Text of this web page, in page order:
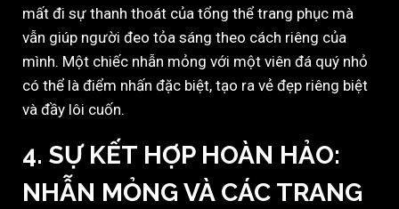
mất đi sự thanh thoát của tổng thể trang phục mà
vẫn giúp người đeo tỏa sáng theo cách riêng của
mình. Một chiếc nhẫn mỏng với một viên đá quý nhỏ
có thể là điểm nhấn đặc biệt, tạo ra vẻ đẹp riêng biệt
và đầy lôi cuốn.
4. SỰ KẾT HỢP HOÀN HẢO:
NHẪN MỎNG VÀ CÁC TRANG